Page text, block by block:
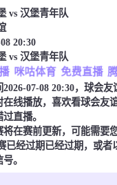
vs 汉堡青年队
20:30
vs 汉堡青年队
咪咕体育 免费直播
2026-07-08 20:30，球会
线播放，喜欢看球会友
直播。
将在赛前更新，可能需要
已经过期已经过期，或者
。